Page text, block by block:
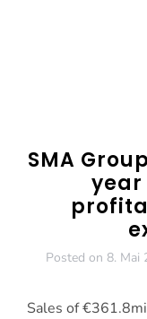
SMA
year
Posted on 8. Mai
Sales of